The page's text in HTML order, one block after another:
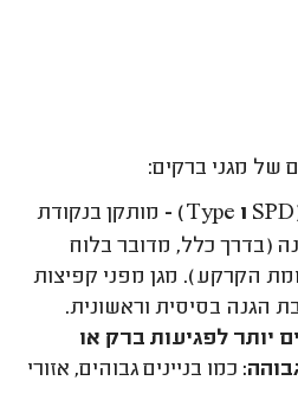
של מגני ברקים:
מותקן בנקודת
(בדרך כלל, מדובר בלוח
הקרקע). מגן מפני קפיצות
הגנה בסיסית וראשונית.
יותר לפגיעות ברק או
כמו בניינים גבוהים, אזורי